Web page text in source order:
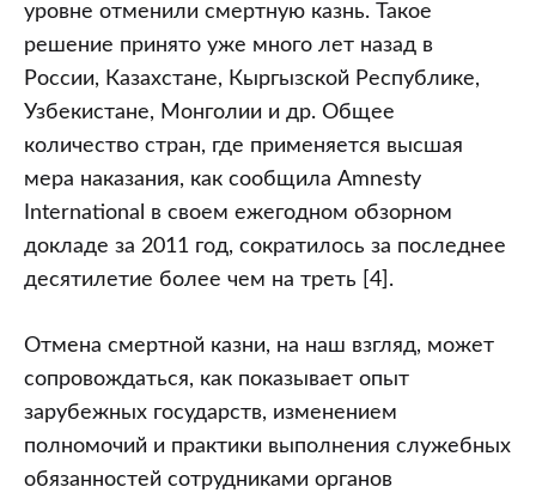
уровне отменили смертную казнь. Такое
решение принято уже много лет назад в
России, Казахстане, Кыргызской Республике,
Узбекистане, Монголии и др. Общее
количество стран, где применяется высшая
мера наказания, как сообщила Amnesty
International в своем ежегодном обзорном
докладе за 2011 год, сократилось за последнее
десятилетие более чем на треть [4].
Отмена смертной казни, на наш взгляд, может
сопровождаться, как показывает опыт
зарубежных государств, изменением
полномочий и практики выполнения служебных
обязанностей сотрудниками органов